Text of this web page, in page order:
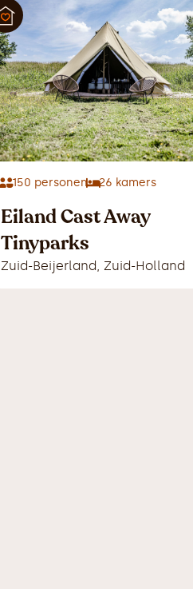
150 personen 26 kamers
Eiland Cast Away
Tinyparks
Zuid-Beijerland, Zuid-Holland